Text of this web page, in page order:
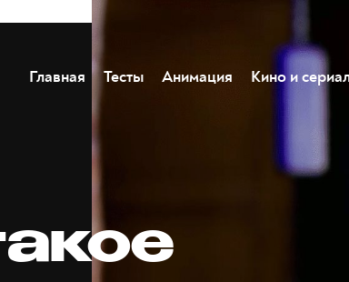
Главная Тесты Анимация Кино и